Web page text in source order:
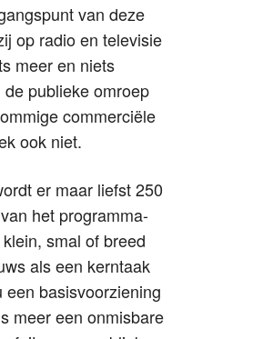
van deze
op radio en televisie
meer en niets
publieke omroep
commerciële
ook niet.
er maar liefst 250
het programma-
smal of breed
als een kerntaak
basisvoorziening
meer een onmisbare